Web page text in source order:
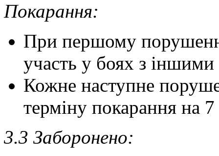
Покарання:
При першому
участь у боях з іншими
Кожне наступне
терміну покарання на 7
3.3 Заборонено: